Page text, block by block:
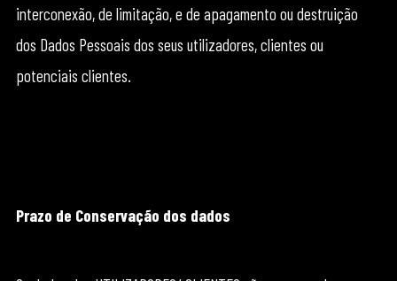
interconexão, de limitação, e de apagamento ou destruição
dos Dados Pessoais dos seus utilizadores, clientes ou
potenciais clientes.
Prazo de Conservação dos dados